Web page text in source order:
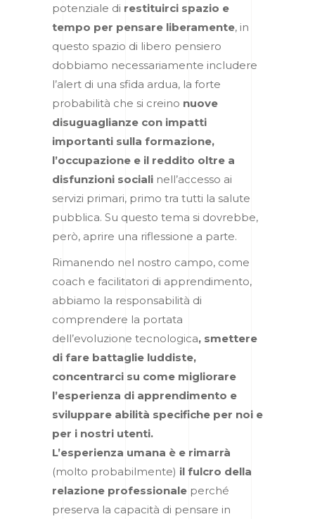
potenziale di restituirci spazio e
tempo per pensare liberamente, in
questo spazio di libero pensiero
dobbiamo necessariamente includere
l’alert di una sfida ardua, la forte
probabilità che si creino nuove
disuguaglianze con impatti
importanti sulla formazione,
l’occupazione e il reddito oltre a
disfunzioni sociali nell’accesso ai
servizi primari, primo tra tutti la salute
pubblica. Su questo tema si dovrebbe,
però, aprire una riflessione a parte.
Rimanendo nel nostro campo, come
coach e facilitatori di apprendimento,
abbiamo la responsabilità di
comprendere la portata
dell’evoluzione tecnologica, smettere
di fare battaglie luddiste,
concentrarci su come migliorare
l’esperienza di apprendimento e
sviluppare abilità specifiche per noi e
per i nostri utenti.
L’esperienza umana è e rimarrà
(molto probabilmente) il fulcro della
relazione professionale perché
preserva la capacità di pensare in